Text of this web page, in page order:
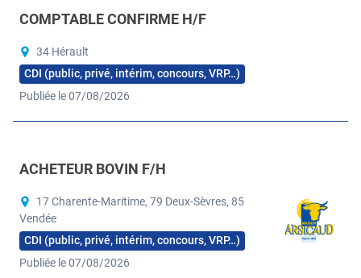
COMPTABLE CONFIRME H/F
34 Hérault
CDI (public, privé, intérim, concours, VRP…)
Publiée le 07/08/2026
ACHETEUR BOVIN F/H
17 Charente-Maritime, 79 Deux-Sèvres, 85
Vendée
CDI (public, privé, intérim, concours, VRP…)
Publiée le 07/08/2026